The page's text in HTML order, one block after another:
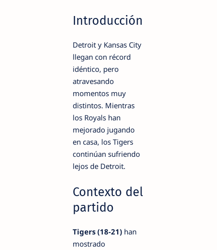
Introducción
Detroit y Kansas City
llegan con récord
idéntico, pero
atravesando
momentos muy
distintos. Mientras
los Royals han
mejorado jugando
en casa, los Tigers
continúan sufriendo
lejos de Detroit.
Contexto del
partido
Tigers (18-21) han
mostrado